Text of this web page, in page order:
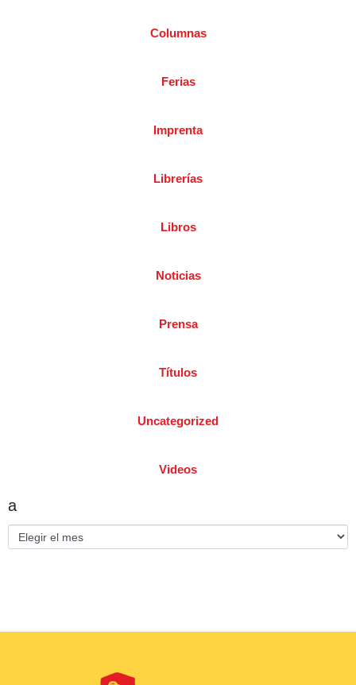
Columnas
Ferias
Imprenta
Librerías
Libros
Noticias
Prensa
Títulos
Uncategorized
Videos
a